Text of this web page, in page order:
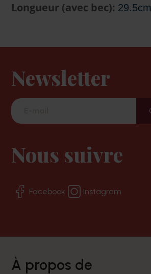
Longueur (avec bec): 29.5cm
Newsletter
Nous suivre
Facebook Instagram
à propos de